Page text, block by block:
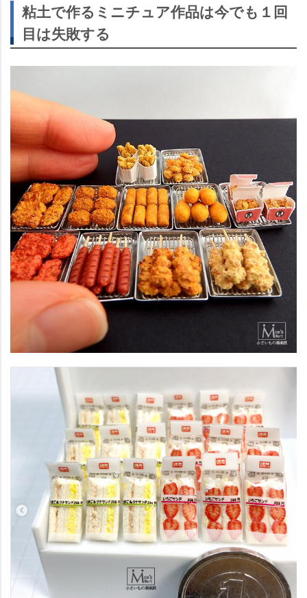
粘土で作るミニチュア作品は今でも１回
目は失敗する